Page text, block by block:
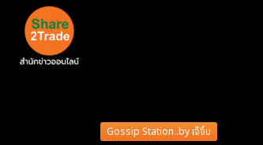
Gossip Station..by เจ๊จิ๋ม